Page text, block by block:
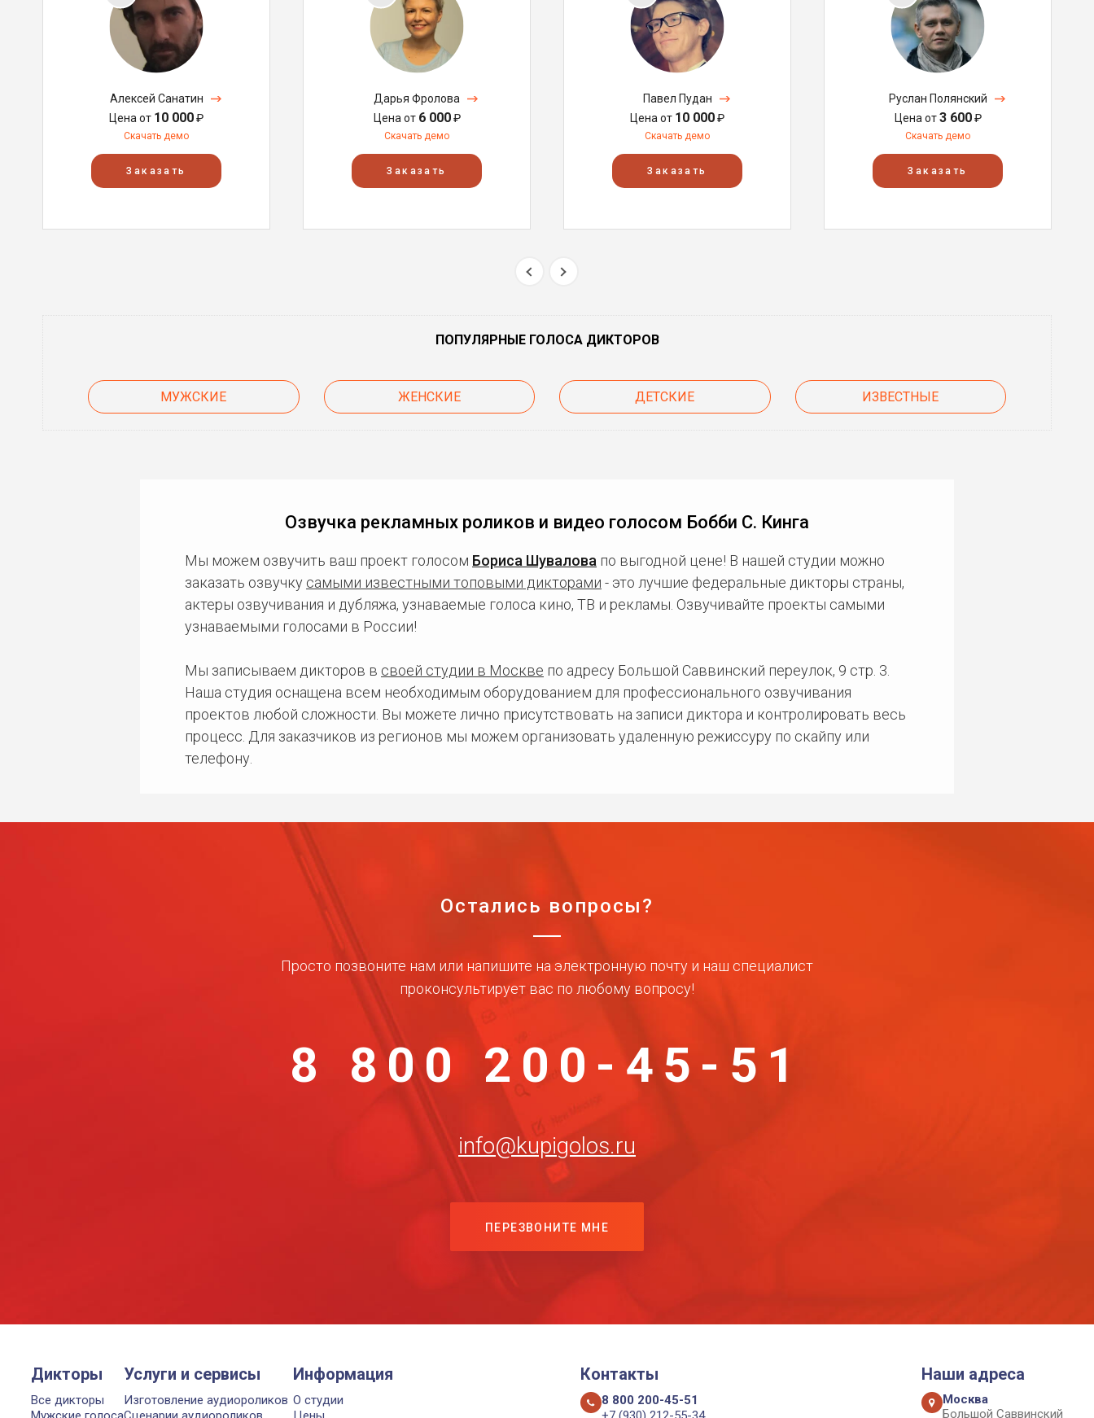
Алексей Санатин
Цена от 10 000₽
Скачать демо
Заказать
Дарья Фролова
Цена от 6 000₽
Скачать демо
Заказать
Павел Пудан
Цена от 10 000₽
Скачать демо
Заказать
Руслан Полянский
Цена от3 600₽
Скачать демо
Заказать
ПОПУЛЯРНЫЕ ГОЛОСА ДИКТОРОВ
МУЖСКИЕ ЖЕНСКИЕ ДЕТСКИЕ ИЗВЕСТНЫЕ
Озвучка рекламных роликов и видео голосом Бобби С. Кинга
Мы можем озвучить ваш проект голосом Бориса Шувалова по выгодной цене! В нашей студии можно
заказать озвучку самыми известными топовыми дикторами - это лучшие федеральные дикторы страны,
актеры озвучивания и дубляжа, узнаваемые голоса кино, ТВ и рекламы. Озвучивайте проекты самыми
узнаваемыми голосами в России!
Мы записываем дикторов в своей студии в Москве по адресу Большой Саввинский переулок, 9 стр. 3.
Наша студия оснащена всем необходимым оборудованием для профессионального озвучивания
проектов любой сложности. Вы можете лично присутствовать на записи диктора и контролировать весь
процесс. Для заказчиков из регионов мы можем организовать удаленную режиссуру по скайпу или
телефону.
Остались вопросы?
Просто позвоните нам или напишите на электронную почту и наш специалист
проконсультирует вас по любому вопросу!
8 800 200-45-51
info@kupigolos.ru
ПЕРЕЗВОНИТЕ МНЕ
Дикторы
Все дикторы
Услуги и сервисы
Изготовление аудиороликов
Информация
О студии
Контакты
8 800 200-45-51
Наши адреса
Москва
Большой Саввинский